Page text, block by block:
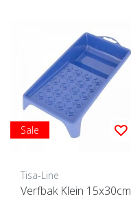
Sale
Tisa-Line
Verfbak Klein 15x30cm